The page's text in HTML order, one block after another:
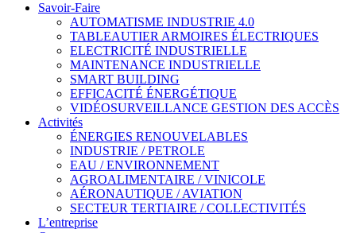
Savoir-Faire
AUTOMATISME INDUSTRIE 4.0
TABLEAUTIER ARMOIRES ÉLECTRIQUES
ELECTRICITÉ INDUSTRIELLE
MAINTENANCE INDUSTRIELLE
SMART BUILDING
EFFICACITÉ ÉNERGÉTIQUE
VIDÉOSURVEILLANCE GESTION DES ACCÈS
Activités
ÉNERGIES RENOUVELABLES
INDUSTRIE / PETROLE
EAU / ENVIRONNEMENT
AGROALIMENTAIRE / VINICOLE
AÉRONAUTIQUE / AVIATION
SECTEUR TERTIAIRE / COLLECTIVITÉS
L’entreprise